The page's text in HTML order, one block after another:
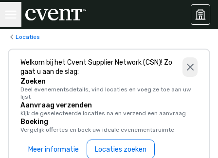
Locaties
Welkom bij het Cvent Supplier Network (CSN)! Zo
gaat u aan de slag:
Zoeken
Deel evenementsdetails, vind locaties en voeg ze toe aan uw
lijst
Aanvraag verzenden
Kijk de geselecteerde locaties na en verzend een aanvraag
Boeking
Vergelijk offertes en boek uw ideale evenementsruimte
Meer informatie Locaties zoeken